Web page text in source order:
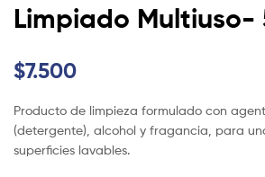
Limpiado Multiuso-
$7.500
Producto de limpieza formulado con
(detergente), alcohol y fragancia, para
superficies lavables.